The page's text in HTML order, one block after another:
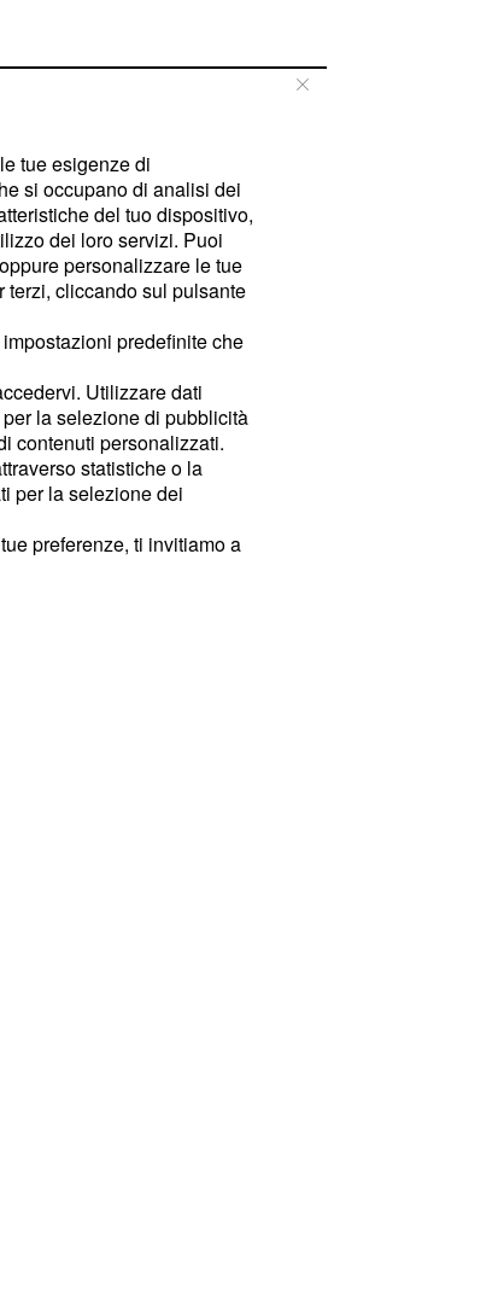
tue esigenze di
si occupano di analisi dei
del tuo dispositivo,
dei loro servizi. Puoi
personalizzare le tue
terzi, cliccando sul pulsante
predefinite che
Utilizzare dati
la selezione di pubblicità
contenuti personalizzati.
statistiche o la
per la selezione dei
preferenze, ti invitiamo a